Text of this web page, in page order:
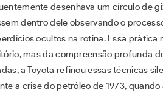
desenhava um círculo de
dentro dele observando o
ocultos na rotina. Essa
mas da compreensão profunda
a Toyota refinou essas técnicas
a crise do petróleo de 1973,